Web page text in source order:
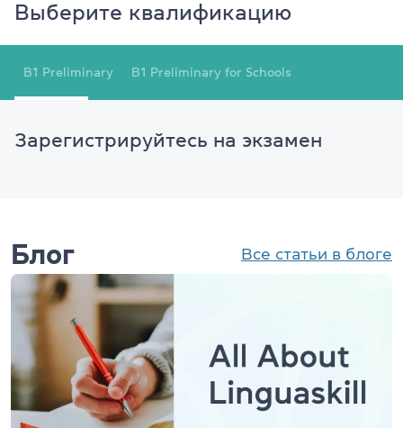
Выберите квалификацию
B1 Preliminary B1 Preliminary for Schools
Зарегистрируйтесь на экзамен
Блог Все статьи в блоге